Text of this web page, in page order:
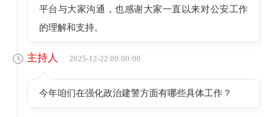
平台与大家沟通，也感谢大家一直以来对公安工作
的理解和支持。
主持人 2025-12-22 09:00:00
今年咱们在强化政治建警方面有哪些具体工作？